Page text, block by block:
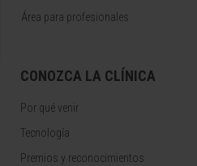
Área para profesionales
CONOZCA LA CLÍNICA
Por qué venir
Tecnología
Premios y reconocimientos